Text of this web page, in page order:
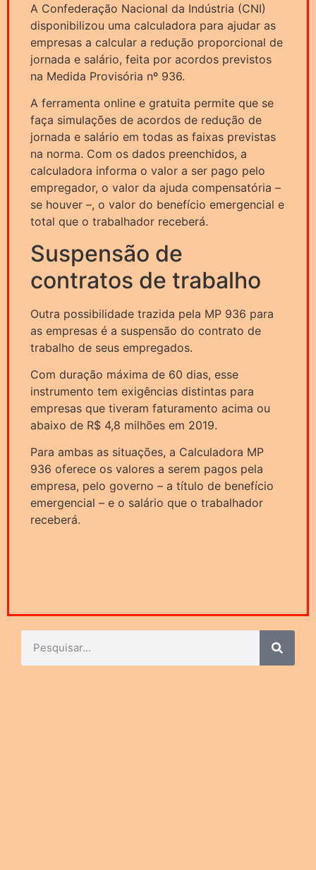
A Confederação Nacional da Indústria (CNI)
disponibilizou uma calculadora para ajudar as
empresas a calcular a redução proporcional de
jornada e salário, feita por acordos previstos
na Medida Provisória nº 936.
A ferramenta online e gratuita permite que se
faça simulações de acordos de redução de
jornada e salário em todas as faixas previstas
na norma. Com os dados preenchidos, a
calculadora informa o valor a ser pago pelo
empregador, o valor da ajuda compensatória –
se houver –, o valor do benefício emergencial e
total que o trabalhador receberá.
Suspensão de
contratos de trabalho
Outra possibilidade trazida pela MP 936 para
as empresas é a suspensão do contrato de
trabalho de seus empregados.
Com duração máxima de 60 dias, esse
instrumento tem exigências distintas para
empresas que tiveram faturamento acima ou
abaixo de R$ 4,8 milhões em 2019.
Para ambas as situações, a Calculadora MP
936 oferece os valores a serem pagos pela
empresa, pelo governo – a título de benefício
emergencial – e o salário que o trabalhador
receberá.